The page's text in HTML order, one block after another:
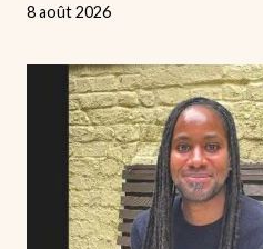
8 août 2026